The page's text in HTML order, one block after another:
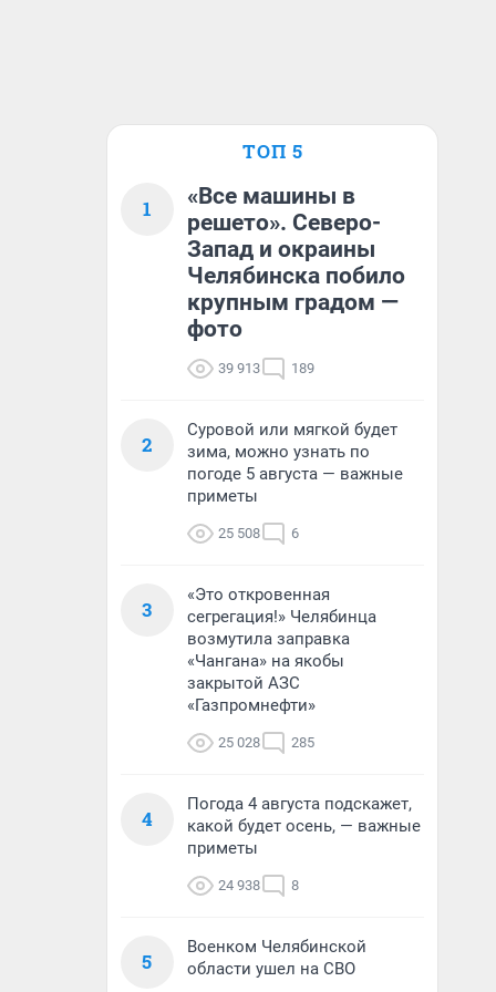
ТОП 5
1
«Все машины в
решето». Северо-
Запад и окраины
Челябинска побило
крупным градом —
фото
39 913 189
2
Суровой или мягкой будет
зима, можно узнать по
погоде 5 августа — важные
приметы
25 508 6
3
«Это откровенная
сегрегация!» Челябинца
возмутила заправка
«Чангана» на якобы
закрытой АЗС
«Газпромнефти»
25 028 285
4
Погода 4 августа подскажет,
какой будет осень, — важные
приметы
24 938 8
5
Военком Челябинской
области ушел на СВО